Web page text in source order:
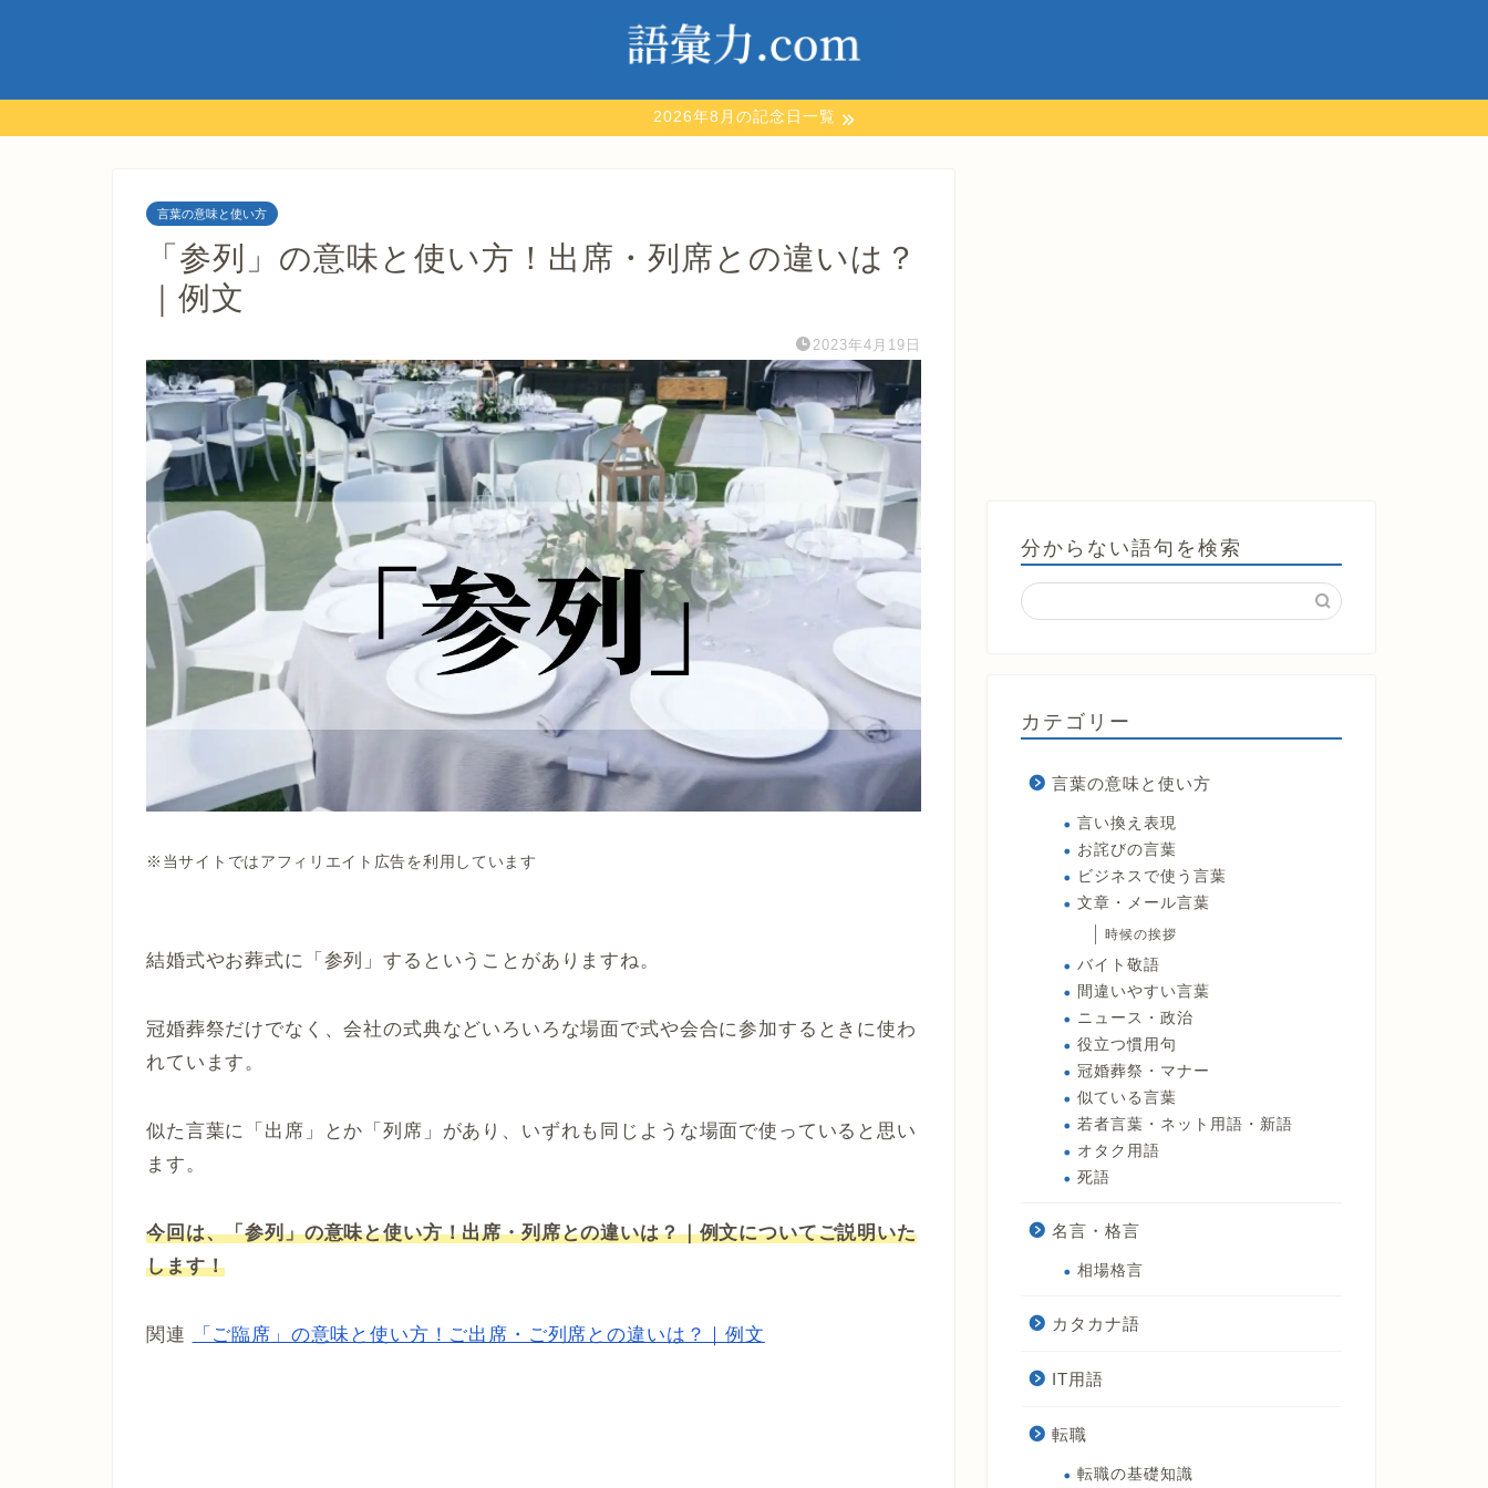
2026年8月の記念日一覧
言葉の意味と使い方
「参列」の意味と使い方！出席・列席との違いは？
｜例文
2023年4月19日
※当サイトではアフィリエイト広告を利用しています
結婚式やお葬式に「参列」するということがありますね。
冠婚葬祭だけでなく、会社の式典などいろいろな場面で式や会合に参加するときに使わ
れています。
似た言葉に「出席」とか「列席」があり、いずれも同じような場面で使っていると思い
ます。
今回は、「参列」の意味と使い方！出席・列席との違いは？｜例文についてご説明いた
します！
関連 「ご臨席」の意味と使い方！ご出席・ご列席との違いは？｜例文
分からない語句を検索
カテゴリー
言葉の意味と使い方
言い換え表現
お詫びの言葉
ビジネスで使う言葉
文章・メール言葉
時候の挨拶
バイト敬語
間違いやすい言葉
ニュース・政治
役立つ慣用句
冠婚葬祭・マナー
似ている言葉
若者言葉・ネット用語・新語
オタク用語
死語
名言・格言
相場格言
カタカナ語
IT用語
転職
転職の基礎知識